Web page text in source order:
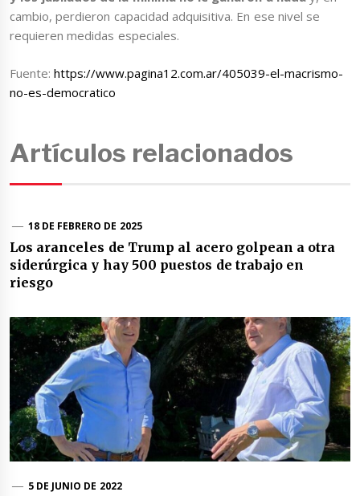
cambio, perdieron capacidad adquisitiva. En ese nivel se
requieren medidas especiales.
Fuente:https://www.pagina12.com.ar/405039-el-macrismo-
no-es-democratico
Artículos relacionados
18 DE FEBRERO DE 2025
Los aranceles de Trump al acero golpean a otra
siderúrgica y hay 500 puestos de trabajo en
riesgo
5 DE JUNIO DE 2022